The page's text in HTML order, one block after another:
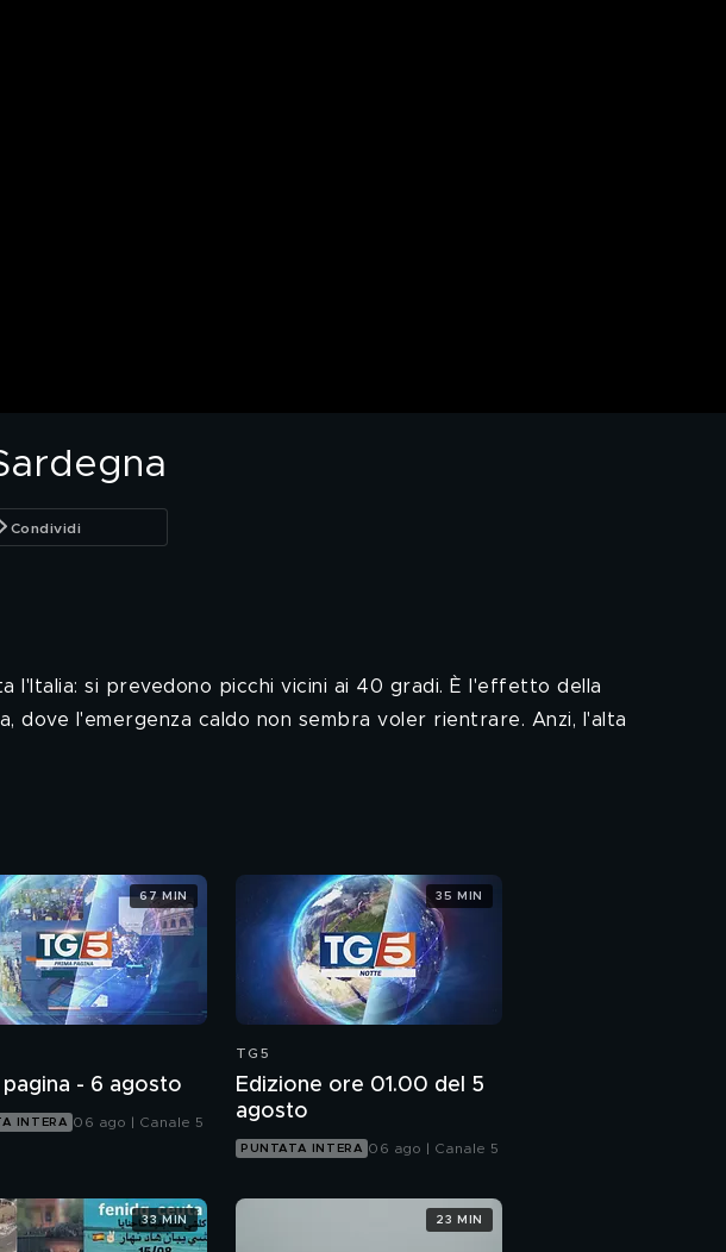
Condividi
l'Italia: si prevedono picchi vicini ai 40 gradi. È l'effetto della
l'emergenza caldo non sembra voler rientrare. Anzi, l'alta
pagina - 6 agosto
INTERA 06 ago | Canale 5
67 MIN
TG5
Edizione ore 01.00 del 5
agosto
PUNTATA INTERA 06 ago | Canale 5
35 MIN
33 MIN 23 MIN